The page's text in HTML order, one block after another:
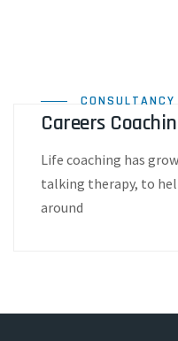
CONSULTANCY
Careers
Life coaching has
talking therapy, to
around